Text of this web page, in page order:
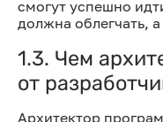
смогут успешно
должна облегчать,
1.3. Чем
от
Архитектор